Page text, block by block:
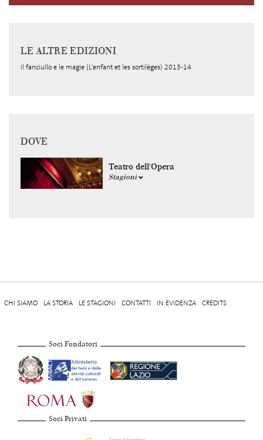
LE ALTRE EDIZIONI
Il fanciullo e le magie (L'enfant et les sortilèges) 2013-14
DOVE
Teatro dell'Opera
Stagioni
CHI SIAMO LA STORIA LE STAGIONI CONTATTI IN EVIDENZA CREDITS
Soci Fondatori
Soci Privati